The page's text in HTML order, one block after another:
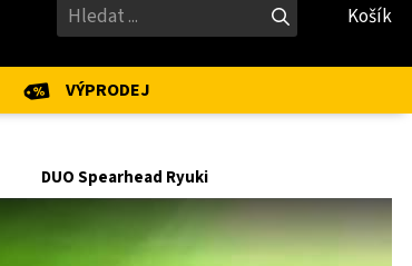
Košík
VÝPRODEJ
DUO Spearhead Ryuki